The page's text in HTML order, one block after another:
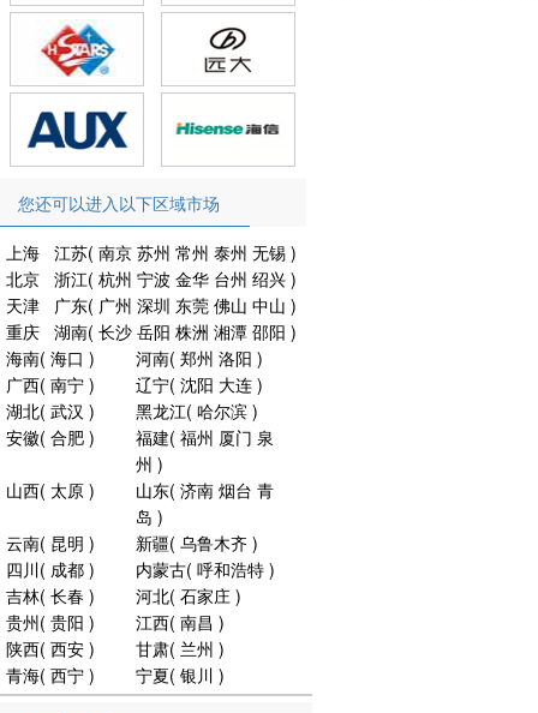
您还可以进入以下区域市场
上海 江苏( 南京 苏州 常州 泰州 无锡 )
北京 浙江( 杭州 宁波 金华 台州 绍兴 )
天津
广东( 广州 深圳 东莞 佛山 中山 )
重庆 湖南( 长沙 岳阳 株洲 湘潭 邵阳 )
海南( 海口 ) 河南( 郑州 洛阳 )
广西( 南宁 ) 辽宁( 沈阳 大连 )
湖北( 武汉 ) 黑龙江( 哈尔滨 )
安徽( 合肥 ) 福建( 福州 厦门 泉
州 )
山西( 太原 ) 山东( 济南 烟台 青
岛 )
云南( 昆明 ) 新疆( 乌鲁木齐 )
四川( 成都 ) 内蒙古( 呼和浩特 )
吉林( 长春 ) 河北( 石家庄 )
贵州( 贵阳 ) 江西( 南昌 )
陕西( 西安 ) 甘肃( 兰州 )
青海( 西宁 ) 宁夏( 银川 )